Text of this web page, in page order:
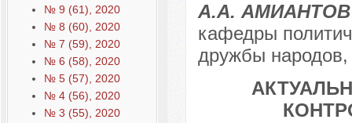
№ 9 (61), 2020
№ 8 (60), 2020
№ 7 (59), 2020
№ 6 (58), 2020
№ 5 (57), 2020
№ 4 (56), 2020
№ 3 (55), 2020
А.А. АМИАНТОВ
кафедры
дружбы народов,